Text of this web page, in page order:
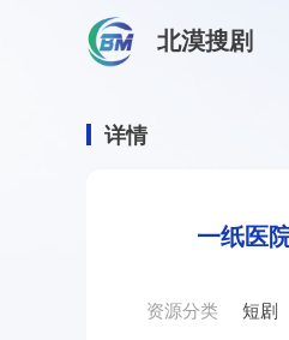
北漠搜剧
一纸医院
详情
一纸医
资源分类
短剧